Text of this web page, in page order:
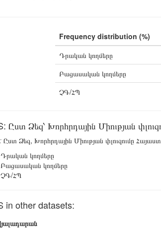
Frequency distribution (%)
Դրական կողմերը
Բացասական կողմերը
ՉԳ/ՀՊ
Ըստ Ձեզ՝ Խորհրդային Միության
Ըստ Ձեզ, Խորհրդային Միության փլուզումը
Դրական կողմերը
Բացասական կողմերը
ՉԳ/ՀՊ
in other datasets: